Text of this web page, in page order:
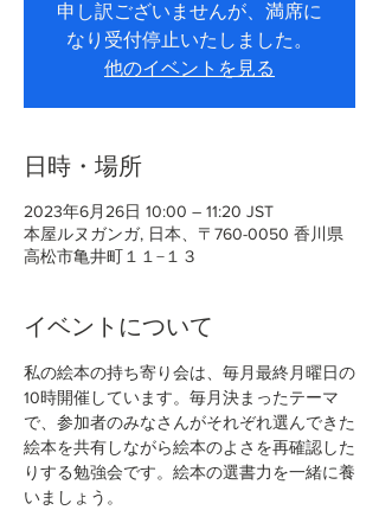
申し訳ございませんが、満席に
なり受付停止いたしました。
他のイベントを見る
日時・場所
2023年6月26日 10:00 – 11:20 JST
本屋ルヌガンガ, 日本、〒760-0050 香川県
高松市亀井町１１−１３
イベントについて
私の絵本の持ち寄り会は、毎月最終月曜日の
10時開催しています。毎月決まったテーマ
で、参加者のみなさんがそれぞれ選んできた
絵本を共有しながら絵本のよさを再確認した
りする勉強会です。絵本の選書力を一緒に養
いましょう。